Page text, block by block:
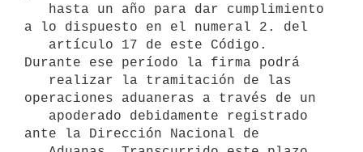
a lo dispuesto en el numeral 2. del
Durante ese período la firma podrá
operaciones aduaneras a través de un
ante la Dirección Nacional de